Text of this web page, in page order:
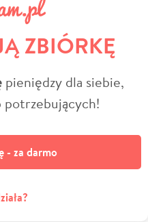
ZBIÓRKĘ
pieniędzy dla siebie,
potrzebujących!
- za darmo